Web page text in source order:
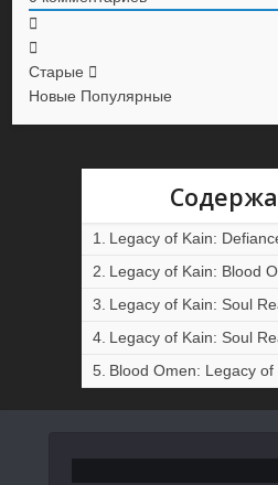
Старые
Новые Популярные
Legacy of Kain:
Legacy of Kain: Blood
Legacy of Kain: Soul
Legacy of Kain: Soul
Blood Omen: Legacy